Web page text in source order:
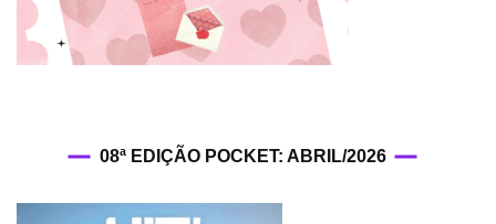
08ª EDIÇÃO POCKET: ABRIL/2026